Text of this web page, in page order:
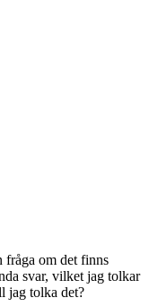
om det finns
svar, vilket jag tolkar
jag tolka det?